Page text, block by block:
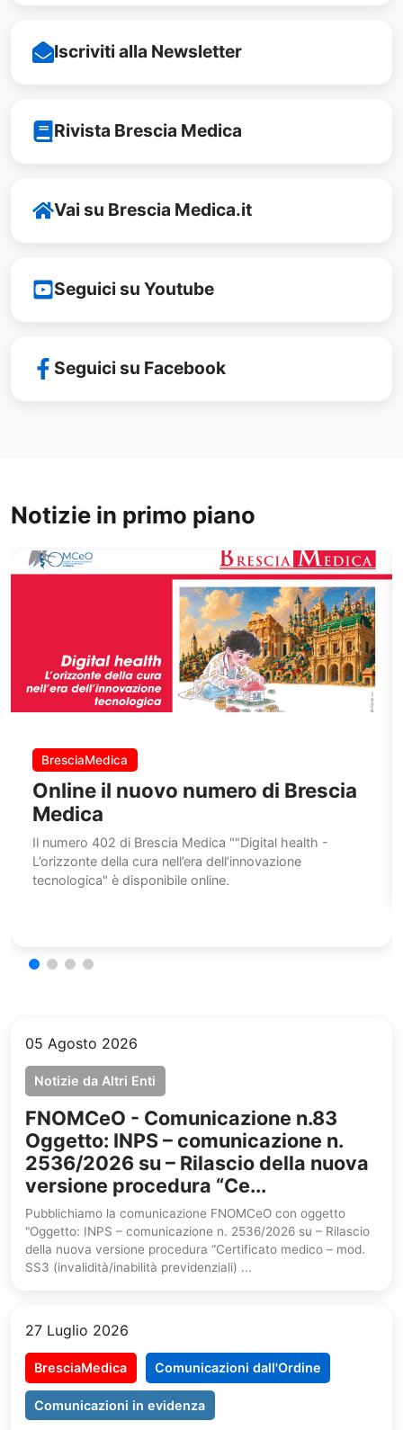
Iscriviti alla Newsletter
Rivista Brescia Medica
Vai su Brescia Medica.it
Seguici su Youtube
Seguici su Facebook
Notizie in primo piano
BresciaMedica
Online il nuovo numero di Brescia
Medica
Il numero 402 di Brescia Medica ""Digital health -
L’orizzonte della cura nell’era dell’innovazione
tecnologica" è disponibile online.
05 Agosto 2026
Notizie da Altri Enti
FNOMCeO - Comunicazione n.83
Oggetto: INPS – comunicazione n.
2536/2026 su – Rilascio della nuova
versione procedura “Ce...
Pubblichiamo la comunicazione FNOMCeO con oggetto
"Oggetto: INPS – comunicazione n. 2536/2026 su – Rilascio
della nuova versione procedura “Certificato medico – mod.
SS3 (invalidità/inabilità previdenziali) ...
27 Luglio 2026
BresciaMedica Comunicazioni dall'Ordine
Comunicazioni in evidenza